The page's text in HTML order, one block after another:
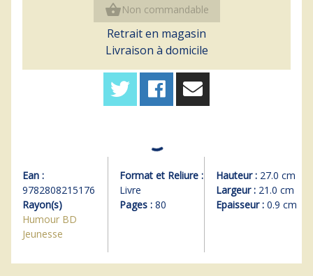
shopping_basketNon commandable
Retrait en magasin
Livraison à domicile
Ean :
9782808215176
Rayon(s)
Humour BD
Jeunesse
Format et Reliure :
Livre
Pages :80
Hauteur : 27.0 cm
Largeur : 21.0 cm
Epaisseur : 0.9 cm